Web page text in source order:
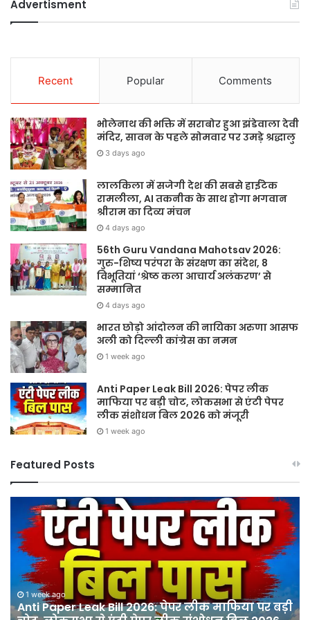
Advertisment
Recent Popular Comments
भोलेनाथ की भक्ति में सराबोर हुआ झंडेवाला देवी
मंदिर, सावन के पहले सोमवार पर उमड़े श्रद्धालु
3 days ago
लालकिला में सजेगी देश की सबसे हाईटेक
रामलीला, AI तकनीक के साथ होगा भगवान
श्रीराम का दिव्य मंचन
4 days ago
56th Guru Vandana Mahotsav 2026:
गुरु-शिष्य परंपरा के संरक्षण का संदेश, 8
विभूतियां ‘श्रेष्ठ कला आचार्य अलंकरण’ से
सम्मानित
4 days ago
भारत छोड़ो आंदोलन की नायिका अरुणा आसफ
अली को दिल्ली कांग्रेस का नमन
1 week ago
Anti Paper Leak Bill 2026: पेपर लीक
माफिया पर बड़ी चोट, लोकसभा से एंटी पेपर
लीक संशोधन बिल 2026 को मंजूरी
1 week ago
Featured Posts
Sawan
2026:
गुरु
पूर्णिमा
श्रावण
मास
के
1 week ago
हर